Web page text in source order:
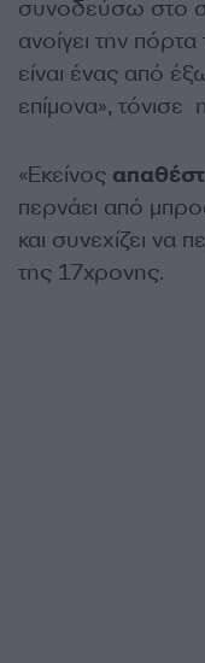
συνοδεύσω στο
ανοίγει την
είναι ένας από
επίμονα»,
«Εκείνος
περνάει από
και συνεχίζει να
της 17χρονης.